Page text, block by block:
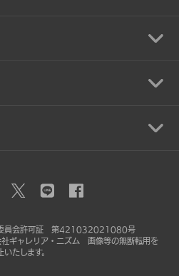
員会許可証 第421032021080号
ギャレリア・ニズム 画像等の無断転用を
いたします。